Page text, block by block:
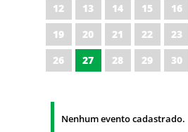
12
13 14 15 16
19
20 21 22 23
26
27 28 29 30
Nenhum evento cadastrado.